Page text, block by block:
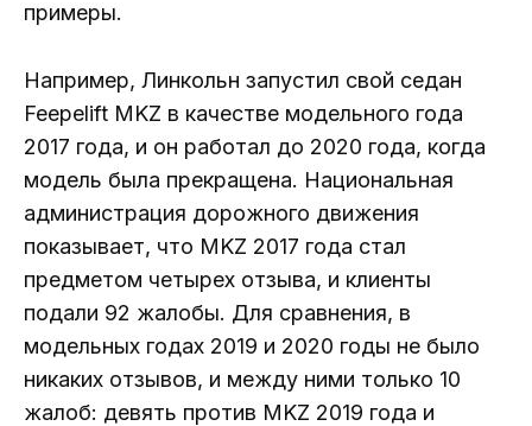
примеры.
Например, Линкольн запустил свой седан
Feepelift MKZ в качестве модельного года
2017 года, и он работал до 2020 года, когда
модель была прекращена. Национальная
администрация дорожного движения
показывает, что MKZ 2017 года стал
предметом четырех отзыва, и клиенты
подали 92 жалобы. Для сравнения, в
модельных годах 2019 и 2020 годы не было
никаких отзывов, и между ними только 10
жалоб: девять против MKZ 2019 года и